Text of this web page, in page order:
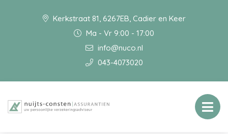
Kerkstraat 81, 6267EB, Cadier en Keer
Ma - Vr 9:00 - 17:00
info@nuco.nl
043-4073020